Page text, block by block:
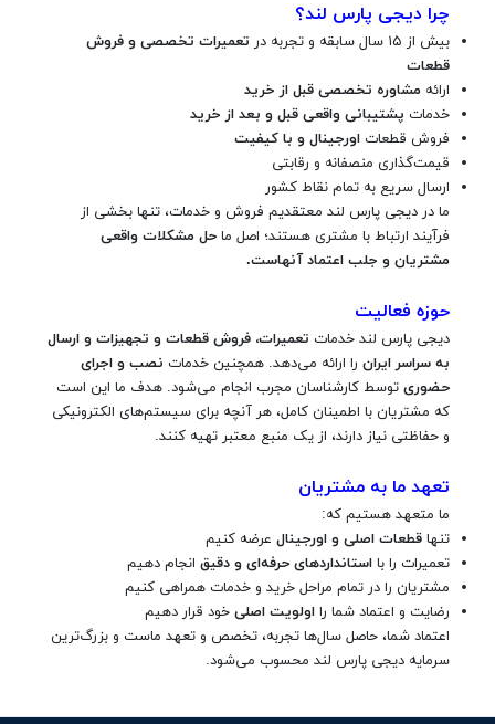
چرا دیجی پارس لند؟
بیش از ۱۵ سال سابقه و تجربه در
تعمیرات تخصصی و فروش
قطعات
ارائه مشاوره تخصصی قبل از خرید
خدمات پشتیبانی واقعی قبل و بعد از خرید
فروش قطعات اورجینال و با کیفیت
قیمت‌گذاری منصفانه و رقابتی
ارسال سریع به تمام نقاط کشور
ما در دیجی پارس لند معتقدیم فروش و خدمات، تنها بخشی از
فرآیند ارتباط با مشتری هستند؛ اصل ما حل مشکلات واقعی
مشتریان و جلب اعتماد آنهاست.
حوزه فعالیت
دیجی پارس لند خدمات تعمیرات، فروش قطعات و تجهیزات و ارسال
به سراسر ایران را ارائه می‌دهد. همچنین خدمات نصب و اجرای
حضوری توسط کارشناسان مجرب انجام می‌شود. هدف ما این است
که مشتریان با اطمینان کامل، هر آنچه برای سیستم‌های الکترونیکی
و حفاظتی نیاز دارند، از یک منبع معتبر تهیه کنند.
تعهد ما به مشتریان
ما متعهد هستیم که:
تنها قطعات اصلی و اورجینال عرضه کنیم
تعمیرات را با استانداردهای حرفه‌ای و دقیق انجام دهیم
مشتریان را در تمام مراحل خرید و خدمات همراهی کنیم
رضایت و اعتماد شما را اولویت اصلی خود قرار دهیم
اعتماد شما، حاصل سال‌ها تجربه، تخصص و تعهد ماست و بزرگ‌ترین
سرمایه دیجی پارس لند محسوب می‌شود.